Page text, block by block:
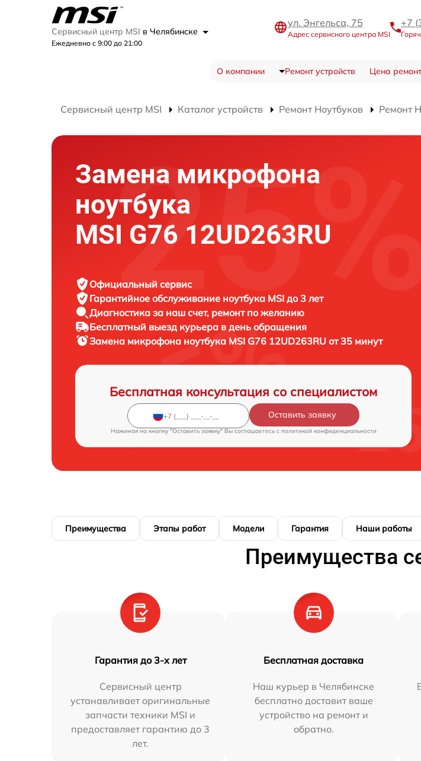
Сервисный центр MSI в Челябинске
Ежедневно с 9:00 до 21:00
ул. Энгельса, 75
Адрес сервисного центра MSI
+7
О компании Ремонт устройств Цена
Сервисный центр MSI Каталог устройств Ремонт Ноутбуков Ремонт
Замена микрофона
ноутбука
MSI G76 12UD263RU
Официальный сервис
Гарантийное обслуживание ноутбука MSI до 3 лет
Диагностика за наш счет, ремонт по желанию
Бесплатный выезд курьера в день обращения
Замена микрофона ноутбука MSI G76 12UD263RU от 35 минут
Бесплатная консультация со специалистом
Оставить заявку
Нажимая на кнопку "Оставить заявку" Вы соглашаетесь c политикой конфиденциальности
Преимущества Этапы работ Модели Гарантия Наши работы
Преимущества
Гарантия до 3-х лет
Сервисный центр
устанавливает оригинальные
запчасти техники MSI и
предоставляет гарантию до 3
лет.
Бесплатная доставка
Наш курьер в Челябинске
бесплатно доставит ваше
устройство на ремонт и
обратно.